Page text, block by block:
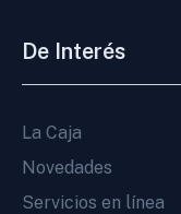
De Interés
La Caja
Novedades
Servicios en línea